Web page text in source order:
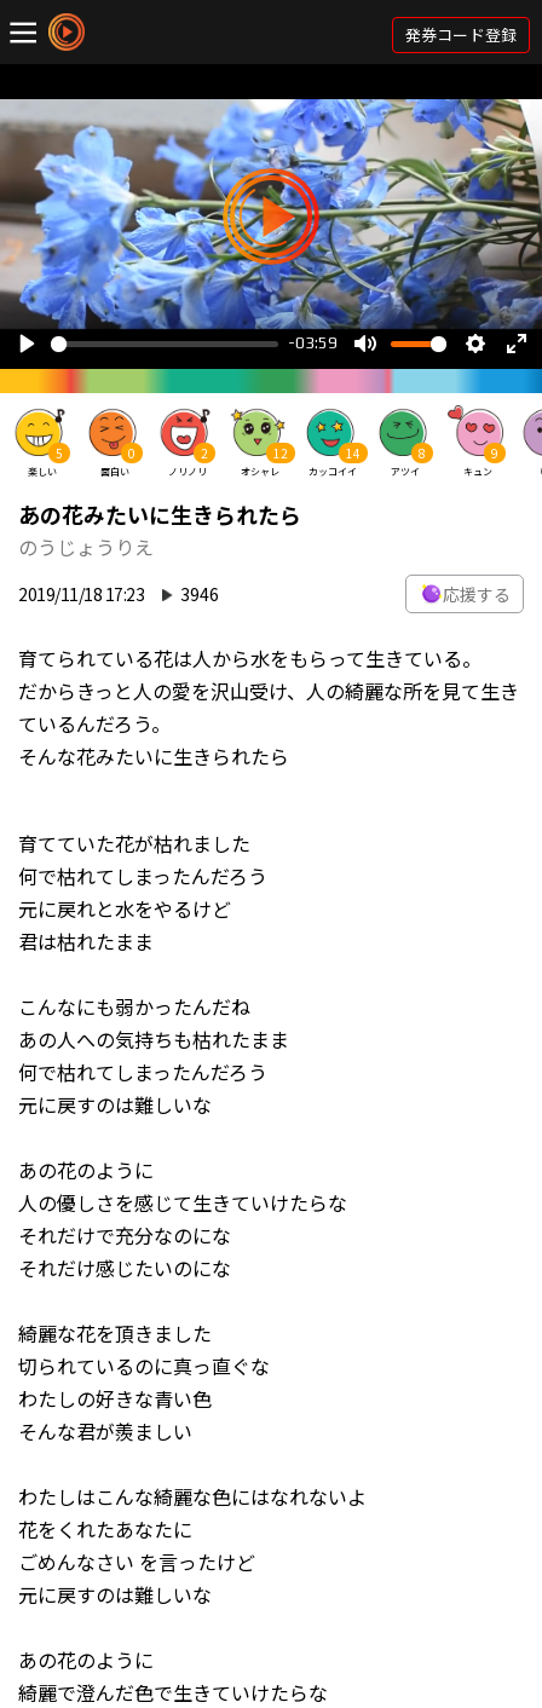
発券コード登録
5
楽しい
0
面白い
2
ノリノリ
12
オシャレ
14
カッコイイ
8
アツイ
9
キュン
あの花みたいに生きられたら
のうじょうりえ
2019/11/18 17:23 3946 応援する
育てられている花は人から水をもらって生きている。
だからきっと人の愛を沢山受け、人の綺麗な所を見て生き
ているんだろう。
そんな花みたいに生きられたら
育てていた花が枯れました
何で枯れてしまったんだろう
元に戻れと水をやるけど
君は枯れたまま
こんなにも弱かったんだね
あの人への気持ちも枯れたまま
何で枯れてしまったんだろう
元に戻すのは難しいな
あの花のように
人の優しさを感じて生きていけたらな
それだけで充分なのにな
それだけ感じたいのにな
綺麗な花を頂きました
切られているのに真っ直ぐな
わたしの好きな青い色
そんな君が羨ましい
わたしはこんな綺麗な色にはなれないよ
花をくれたあなたに
ごめんなさい を言ったけど
元に戻すのは難しいな
あの花のように
綺麗で澄んだ色で生きていけたらな